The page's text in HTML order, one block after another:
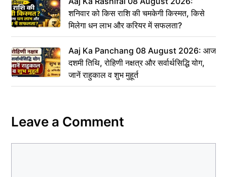
शनिवार को किस राशि की चमकेगी किस्मत, किसे
मिलेगा धन लाभ और करियर में सफलता?
Aaj Ka Panchang 08 August 2026: आज
दशमी तिथि, रोहिणी नक्षत्र और सर्वार्थसिद्धि योग,
जानें राहुकाल व शुभ मुहूर्त
Leave a Comment